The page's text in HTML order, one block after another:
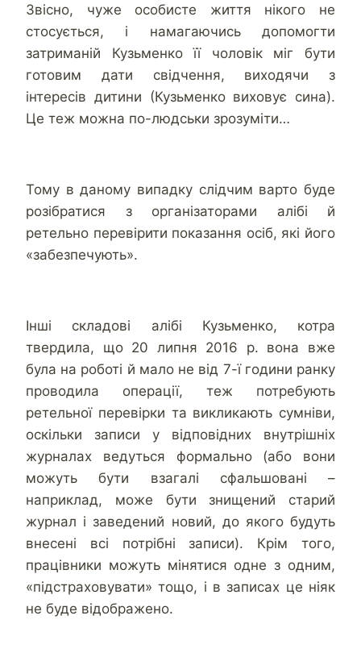
Звісно, чуже особисте життя нікого не
стосується, і намагаючись допомогти
затриманій Кузьменко її чоловік міг бути
готовим дати свідчення, виходячи з
інтересів дитини (Кузьменко виховує сина).
Це теж можна по-людськи зрозуміти…
Тому в даному випадку слідчим варто буде
розібратися з організаторами алібі й
ретельно перевірити показання осіб, які його
«забезпечують».
Інші складові алібі Кузьменко, котра
твердила, що 20 липня 2016 р. вона вже
була на роботі й мало не від 7-ї години ранку
проводила операції, теж потребують
ретельної перевірки та викликають сумніви,
оскільки записи у відповідних внутрішніх
журналах ведуться формально (або вони
можуть бути взагалі сфальшовані –
наприклад, може бути знищений старий
журнал і заведений новий, до якого будуть
внесені всі потрібні записи). Крім того,
працівники можуть мінятися одне з одним,
«підстраховувати» тощо, і в записах це ніяк
не буде відображено.